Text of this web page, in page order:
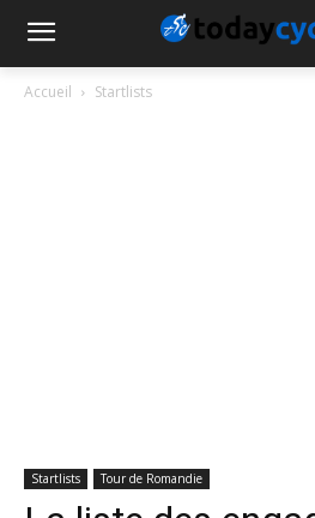
Accueil Startlists
Startlists Tour de Romandie